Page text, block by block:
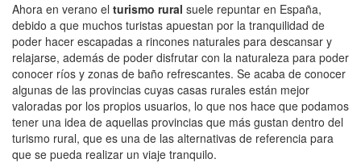
Ahora en verano el turismo rural suele repuntar en España,
debido a que muchos turistas apuestan por la tranquilidad de
poder hacer escapadas a rincones naturales para descansar y
relajarse, además de poder disfrutar con la naturaleza para poder
conocer ríos y zonas de baño refrescantes. Se acaba de conocer
algunas de las provincias cuyas casas rurales están mejor
valoradas por los propios usuarios, lo que nos hace que podamos
tener una idea de aquellas provincias que más gustan dentro del
turismo rural, que es una de las alternativas de referencia para
que se pueda realizar un viaje tranquilo.